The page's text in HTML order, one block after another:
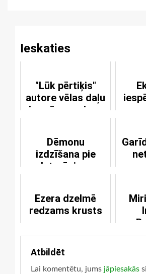
Ieskaties
"Lūk pērtiķis"
autore vēlas daļu
baznīcas peļņas
Dēmonu
izdzīšana pie
luterāņiem
Ezera dzelmē
redzams krusts
Atbildēt
Lai komentētu, jums jāpiesakās